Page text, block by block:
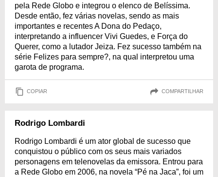
pela Rede Globo e integrou o elenco de Belíssima.
Desde então, fez várias novelas, sendo as mais
importantes e recentes A Dona do Pedaço,
interpretando a influencer Vivi Guedes, e Força do
Querer, como a lutador Jeiza. Fez sucesso também na
série Felizes para sempre?, na qual interpretou uma
garota de programa.
COPIAR COMPARTILHAR
Rodrigo Lombardi
Rodrigo Lombardi é um ator global de sucesso que
conquistou o público com os seus mais variados
personagens em telenovelas da emissora. Entrou para
a Rede Globo em 2006, na novela “Pé na Jaca”, foi um